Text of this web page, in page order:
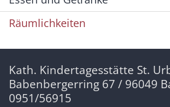
Räumlichkeiten
Kath. Kindertagesstätte St.
Babenbergerring 67 / 96049
0951/56915